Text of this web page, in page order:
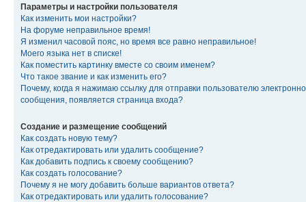
Параметры и настройки пользователя
Как изменить мои настройки?
На форуме неправильное время!
Я изменил часовой пояс, но время все равно неправильное!
Моего языка нет в списке!
Как поместить картинку вместе со своим именем?
Что такое звание и как изменить его?
Почему, когда я нажимаю ссылку для отправки пользователю
сообщения, появляется страница входа?
Создание и размещение сообщений
Как создать новую тему?
Как отредактировать или удалить сообщение?
Как добавить подпись к своему сообщению?
Как создать голосование?
Почему я не могу добавить больше вариантов ответа?
Как отредактировать или удалить голосование?